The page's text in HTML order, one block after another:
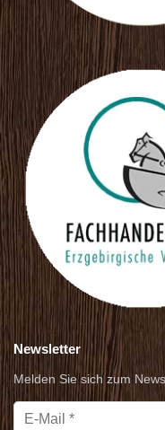
Newsletter
Melden Sie sich zum